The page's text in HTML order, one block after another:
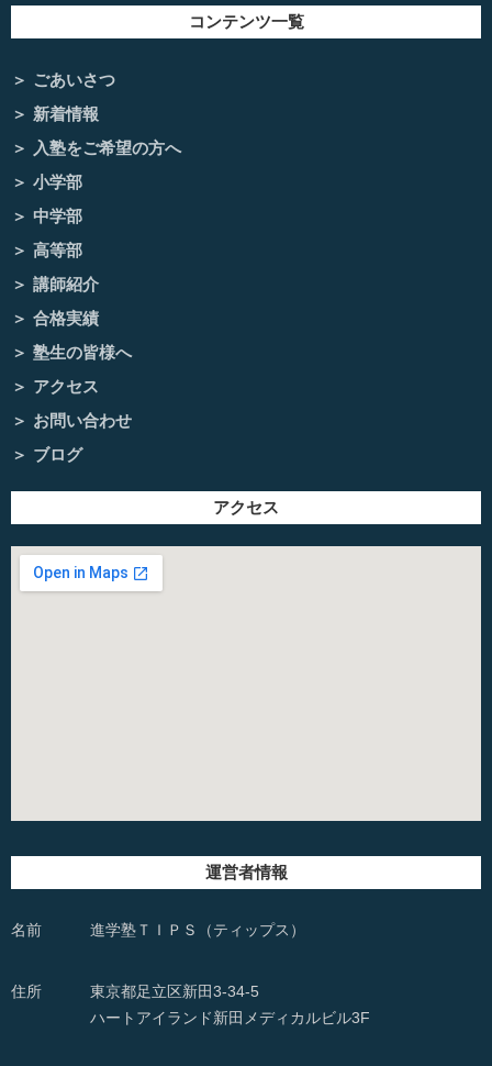
コンテンツ一覧
ごあいさつ
新着情報
入塾をご希望の方へ
小学部
中学部
高等部
講師紹介
合格実績
塾生の皆様へ
アクセス
お問い合わせ
ブログ
アクセス
運営者情報
名前 進学塾ＴＩＰＳ（ティップス）
住所
東京都足立区新田3-34-5
ハートアイランド新田メディカルビル3F